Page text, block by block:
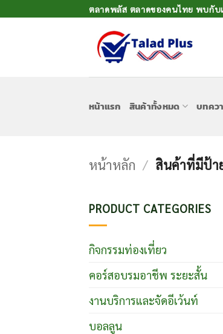
ตลาดพลัส ตลาดของคนไทย พบกับ
หน้าแรก สินค้าทั้งหมด บทคว
หน้าหลัก / สินค้าที่มีป้า
PRODUCT CATEGORIES
กิจกรรมท่องเที่ยว
คอร์สอบรมอาชีพ ระยะสั้น
งานบริการและจัดอีเว้นท์
บอลลูน